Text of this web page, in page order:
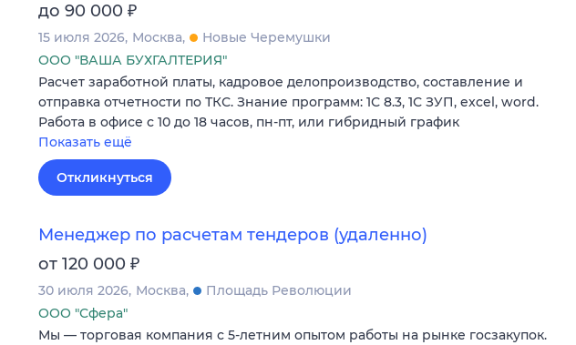
до 90 000 ₽
15 июля 2026 Москва
Новые Черемушки
ООО "ВАША БУХГАЛТЕРИЯ"
Расчет заработной платы, кадровое делопроизводство, составление и
отправка отчетности по ТКС. Знание программ: 1С 8.3, 1С ЗУП, excel, word.
Работа в офисе с 10 до 18 часов, пн-пт, или гибридный график
Показать ещё
Откликнуться
Менеджер по расчетам тендеров (удаленно)
от 120 000 ₽
30 июля 2026 Москва
Площадь Революции
ООО "Сфера"
Мы — торговая компания с 5-летним опытом работы на рынке госзакупок.